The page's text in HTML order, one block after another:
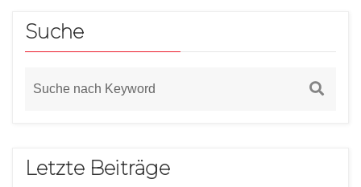
Suche
Letzte Beiträge